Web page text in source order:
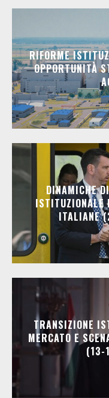
RIFORME
OPPORTUNITÀ
DINAMICHE
ISTITUZIONALE
ITALIANE
TRANSIZIONE
MERCATO E
(13-